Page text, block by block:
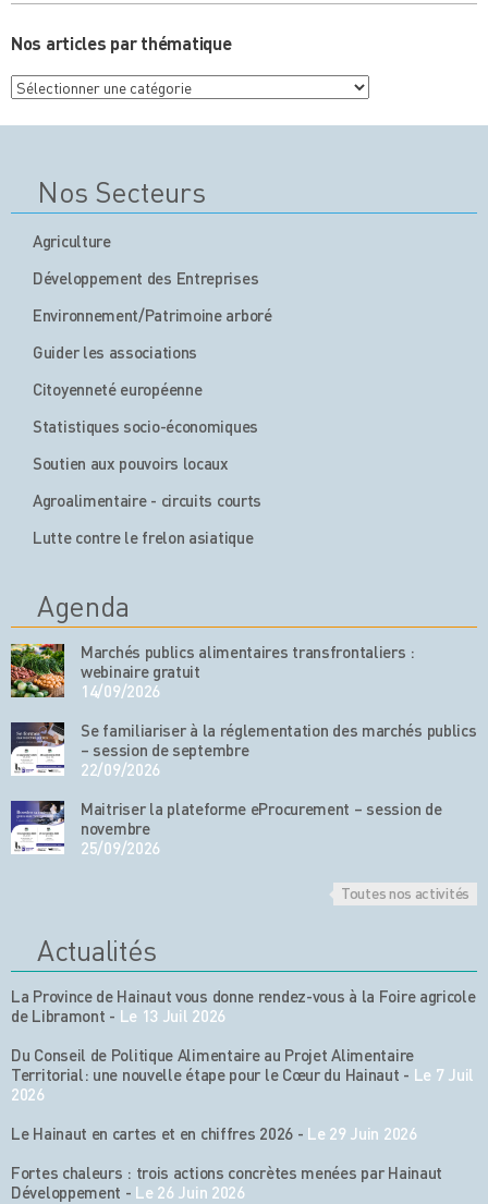
Nos articles par thématique
Nos
articles
Nos Secteurs
Agriculture
Développement des Entreprises
Environnement/Patrimoine arboré
Guider les associations
Citoyenneté européenne
Statistiques socio-économiques
Soutien aux pouvoirs locaux
Agroalimentaire - circuits courts
Lutte contre le frelon asiatique
Agenda
Marchés publics alimentaires transfrontaliers :
webinaire gratuit
14/09/2026
Se familiariser à la réglementation des marchés publics
– session de septembre
22/09/2026
Maitriser la plateforme eProcurement – session de
novembre
25/09/2026
Toutes nos activités
Actualités
La Province de Hainaut vous donne rendez-vous à la Foire agricole
de Libramont - Le 13 Juil 2026
Du Conseil de Politique Alimentaire au Projet Alimentaire
Territorial: une nouvelle étape pour le Cœur du Hainaut - Le 7 Juil
2026
Le Hainaut en cartes et en chiffres 2026 - Le 29 Juin 2026
Fortes chaleurs : trois actions concrètes menées par Hainaut
Développement - Le 26 Juin 2026